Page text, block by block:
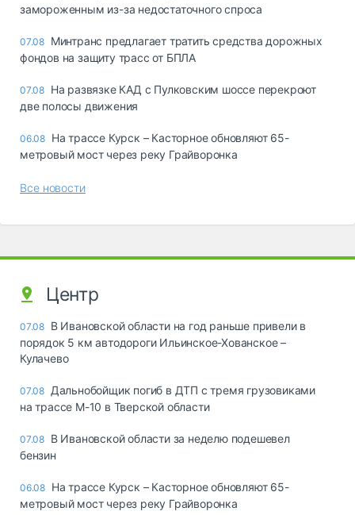
замороженным из-за недостаточного спроса
07.08 Минтранс предлагает тратить средства дорожных
фондов на защиту трасс от БПЛА
07.08 На развязке КАД с Пулковским шоссе перекроют
две полосы движения
06.08 На трассе Курск – Касторное обновляют 65-
метровый мост через реку Грайворонка
Все новости
Центр
07.08 В Ивановской области на год раньше привели в
порядок 5 км автодороги Ильинское-Хованское –
Кулачево
07.08 Дальнобойщик погиб в ДТП с тремя грузовиками
на трассе М-10 в Тверской области
07.08 В Ивановской области за неделю подешевел
бензин
06.08 На трассе Курск – Касторное обновляют 65-
метровый мост через реку Грайворонка